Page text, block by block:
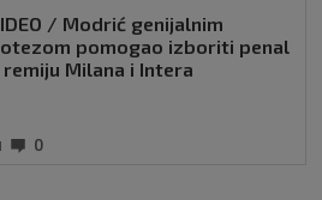
/ Modrić genijalnim
pomogao izboriti penal
remiju Milana i Intera
0